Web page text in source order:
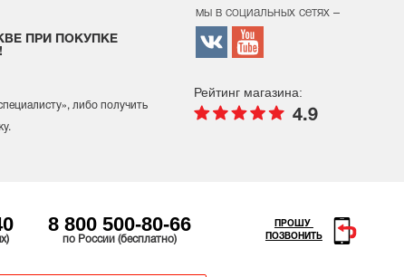
ПРИ ПОКУПКЕ
», либо получить
мы в социальных сетях –
Рейтинг магазина:
4.9
8 800 500-80-66
по России (бесплатно)
ПРОШУ
ПОЗВОНИТЬ